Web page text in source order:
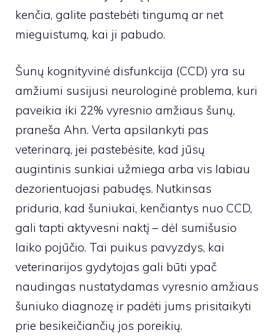
kenčia, galite pastebėti tingumą ar net
mieguistumą, kai ji pabudo.
Šunų kognityvinė disfunkcija (CCD) yra su
amžiumi susijusi neurologinė problema, kuri
paveikia iki 22% vyresnio amžiaus šunų,
praneša Ahn. Verta apsilankyti pas
veterinarą, jei pastebėsite, kad jūsų
augintinis sunkiai užmiega arba vis labiau
dezorientuojasi pabudęs. Nutkinsas
priduria, kad šuniukai, kenčiantys nuo CCD,
gali tapti aktyvesni naktį – dėl sumišusio
laiko pojūčio. Tai puikus pavyzdys, kai
veterinarijos gydytojas gali būti ypač
naudingas nustatydamas vyresnio amžiaus
šuniuko diagnozę ir padėti jums prisitaikyti
prie besikeičiančių jos poreikių.